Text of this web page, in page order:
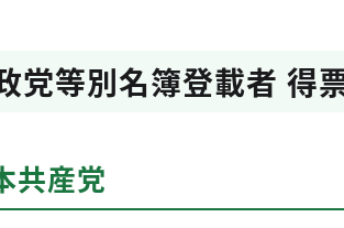
党等別名簿登載者 得
共産党